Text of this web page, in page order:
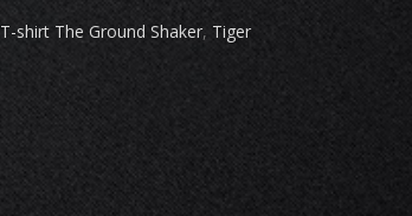
T-shirt The Ground Shaker, Tiger